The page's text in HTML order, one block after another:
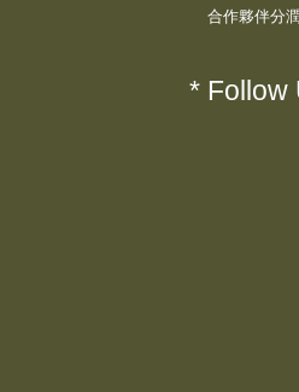
合作夥伴分
* Follow